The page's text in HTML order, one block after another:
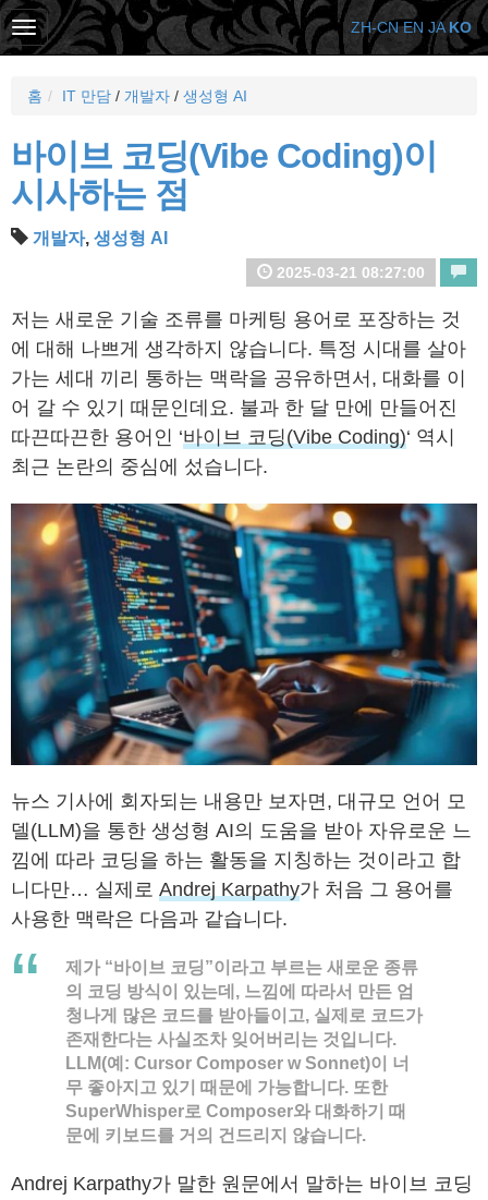
홈 IT 만담 / 개발자 / 생성형 AI
바이브 코딩(Vibe Coding)이
시사하는 점
개발자, 생성형 AI
2025-03-21 08:27:00
저는 새로운 기술 조류를 마케팅 용어로 포장하는 것
에 대해 나쁘게 생각하지 않습니다. 특정 시대를 살아
가는 세대 끼리 통하는 맥락을 공유하면서, 대화를 이
어 갈 수 있기 때문인데요. 불과 한 달 만에 만들어진
따끈따끈한 용어인 ‘바이브 코딩(Vibe Coding)‘ 역시
최근 논란의 중심에 섰습니다.
뉴스 기사에 회자되는 내용만 보자면, 대규모 언어 모
델(LLM)을 통한 생성형 AI의 도움을 받아 자유로운 느
낌에 따라 코딩을 하는 활동을 지칭하는 것이라고 합
니다만… 실제로 Andrej Karpathy가 처음 그 용어를
사용한 맥락은 다음과 같습니다.
제가 “바이브 코딩”이라고 부르는 새로운 종류
의 코딩 방식이 있는데, 느낌에 따라서 만든 엄
청나게 많은 코드를 받아들이고, 실제로 코드가
존재한다는 사실조차 잊어버리는 것입니다.
LLM(예: Cursor Composer w Sonnet)이 너
무 좋아지고 있기 때문에 가능합니다. 또한
SuperWhisper로 Composer와 대화하기 때
문에 키보드를 거의 건드리지 않습니다.
Andrej Karpathy가 말한 원문에서 말하는 바이브 코딩
ZH-CN EN JA KO